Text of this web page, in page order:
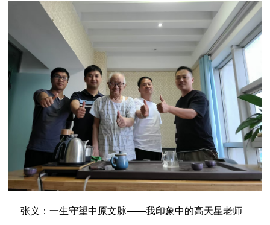
张义：一生守望中原文脉——我印象中的高天星老师